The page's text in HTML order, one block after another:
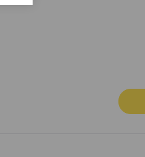
Festa 002